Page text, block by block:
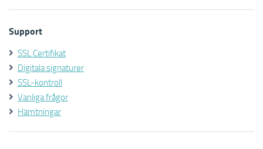
Support
SSL Certifikat
Digitala signaturer
SSL-kontroll
Vanliga frågor
Hämtningar